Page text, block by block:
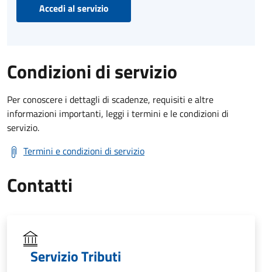
Accedi al servizio
Condizioni di servizio
Per conoscere i dettagli di scadenze, requisiti e altre
informazioni importanti, leggi i termini e le condizioni di
servizio.
Termini e condizioni di servizio
Contatti
Servizio Tributi